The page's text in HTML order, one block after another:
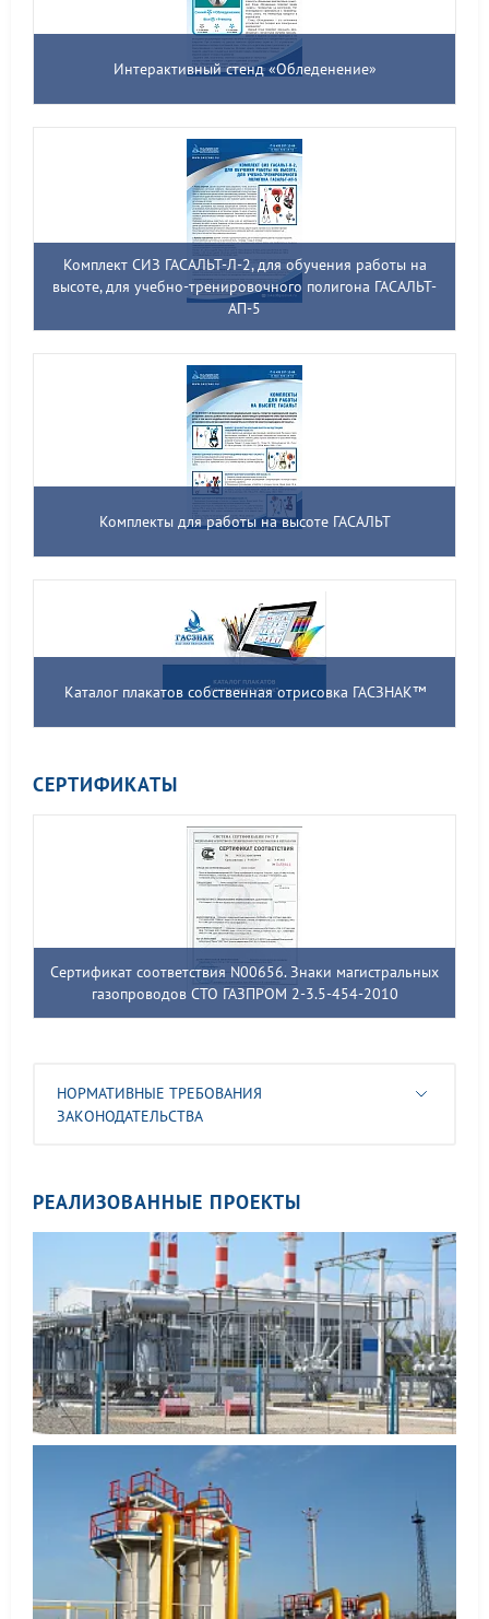
Интерактивный стенд «Обледенение»
Комплект СИЗ ГАСАЛЬТ-Л-2, для обучения работы на
высоте, для учебно-тренировочного полигона ГАСАЛЬТ-
АП-5
Комплекты для работы на высоте ГАСАЛЬТ
Каталог плакатов собственная отрисовка ГАСЗНАК™
СЕРТИФИКАТЫ
Сертификат соответствия N00656. Знаки магистральных
газопроводов СТО ГАЗПРОМ 2-3.5-454-2010
НОРМАТИВНЫЕ ТРЕБОВАНИЯ
ЗАКОНОДАТЕЛЬСТВА
РЕАЛИЗОВАННЫЕ ПРОЕКТЫ